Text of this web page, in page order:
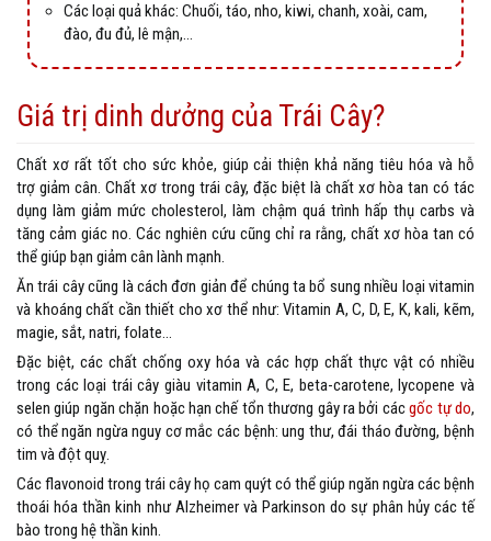
Các loại quả khác: Chuối, táo, nho, kiwi, chanh, xoài, cam,
đào, đu đủ, lê mận,...
Giá trị dinh dưởng của Trái Cây?
Chất xơ rất tốt cho sức khỏe, giúp cải thiện khả năng tiêu hóa và hỗ
trợ giảm cân. Chất xơ trong trái cây, đặc biệt là chất xơ hòa tan có tác
dụng làm giảm mức cholesterol, làm chậm quá trình hấp thụ carbs và
tăng cảm giác no. Các nghiên cứu cũng chỉ ra rằng, chất xơ hòa tan có
thể giúp bạn giảm cân lành mạnh.
Ăn trái cây cũng là cách đơn giản để chúng ta bổ sung nhiều loại vitamin
và khoáng chất cần thiết cho xơ thể như: Vitamin A, C, D, E, K, kali, kẽm,
magie, sắt, natri, folate…
Đặc biệt, các chất chống oxy hóa và các hợp chất thực vật có nhiều
trong các loại trái cây giàu vitamin A, C, E, beta-carotene, lycopene và
selen giúp ngăn chặn hoặc hạn chế tổn thương gây ra bởi cácgốc tự do,
có thể ngăn ngừa nguy cơ mắc các bệnh: ung thư, đái tháo đường, bệnh
tim và đột quỵ.
Các flavonoid trong trái cây họ cam quýt có thể giúp ngăn ngừa các bệnh
thoái hóa thần kinh như Alzheimer và Parkinson do sự phân hủy các tế
bào trong hệ thần kinh.